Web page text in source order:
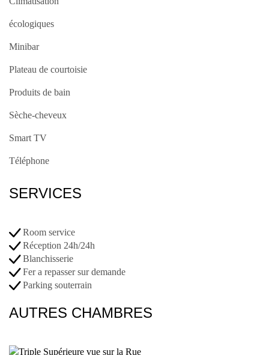
écologiques
Minibar
Plateau de courtoisie
Produits de bain
Sèche-cheveux
Smart TV
Téléphone
SERVICES
Room service
Réception 24h/24h
Blanchisserie
Fer a repasser sur demande
Parking souterrain
AUTRES CHAMBRES